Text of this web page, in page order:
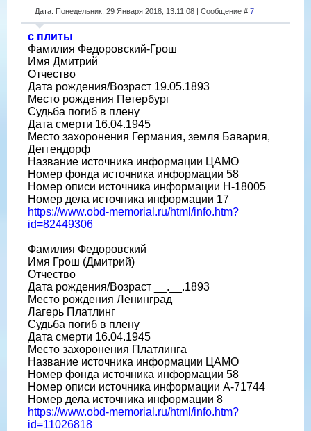
Дата: Понедельник, 29 Января 2018, 13:11:08 | Сообщение # 7
с плиты
Фамилия Федоровский-Грош
Имя Дмитрий
Отчество
Дата рождения/Возраст 19.05.1893
Место рождения Петербург
Судьба погиб в плену
Дата смерти 16.04.1945
Место захоронения Германия, земля Бавария,
Деггендорф
Название источника информации ЦАМО
Номер фонда источника информации 58
Номер описи источника информации H-18005
Номер дела источника информации 17
https://www.obd-memorial.ru/html/info.htm?
id=82449306
Фамилия Федоровский
Имя Грош (Дмитрий)
Отчество
Дата рождения/Возраст __.__.1893
Место рождения Ленинград
Лагерь Платлинг
Судьба погиб в плену
Дата смерти 16.04.1945
Место захоронения Платлинга
Название источника информации ЦАМО
Номер фонда источника информации 58
Номер описи источника информации A-71744
Номер дела источника информации 8
https://www.obd-memorial.ru/html/info.htm?
id=11026818